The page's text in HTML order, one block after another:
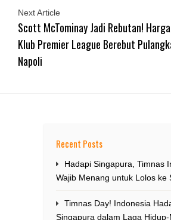
Next Article
Scott McTominay Jadi Rebutan!
Klub Premier League Berebut
Napoli
Recent Posts
Hadapi Singapura, Timnas
Wajib Menang untuk Lolos ke
Timnas Day! Indonesia
Singapura dalam Laga Hidup-